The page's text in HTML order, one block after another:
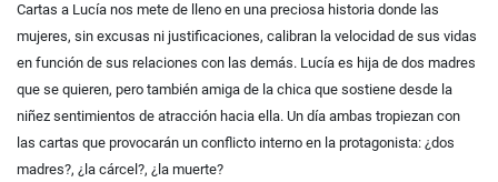
Cartas a Lucía nos mete de lleno en una preciosa historia donde las
mujeres, sin excusas ni justificaciones, calibran la velocidad de sus vidas
en función de sus relaciones con las demás. Lucía es hija de dos madres
que se quieren, pero también amiga de la chica que sostiene desde la
niñez sentimientos de atracción hacia ella. Un día ambas tropiezan con
las cartas que provocarán un conflicto interno en la protagonista: ¿dos
madres?, ¿la cárcel?, ¿la muerte?